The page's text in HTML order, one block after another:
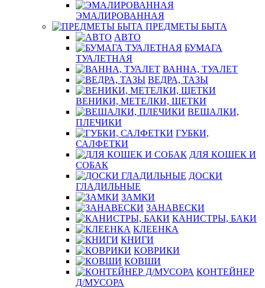
ЭМАЛИРОВАННАЯ
ПРЕДМЕТЫ БЫТА
АВТО
БУМАГА
ТУАЛЕТНАЯ
ВАННА, ТУАЛЕТ
ВЕДРА, ТАЗЫ
ВЕНИКИ, МЕТЕЛКИ, ЩЕТКИ
ВЕШАЛКИ,
ПЛЕЧИКИ
ГУБКИ,
САЛФЕТКИ
ДЛЯ КОШЕК И
СОБАК
ДОСКИ
ГЛАДИЛЬНЫЕ
ЗАМКИ
ЗАНАВЕСКИ
КАНИСТРЫ, БАКИ
КЛЕЕНКА
КНИГИ
КОВРИКИ
КОВШИ
КОНТЕЙНЕР
Д/МУСОРА